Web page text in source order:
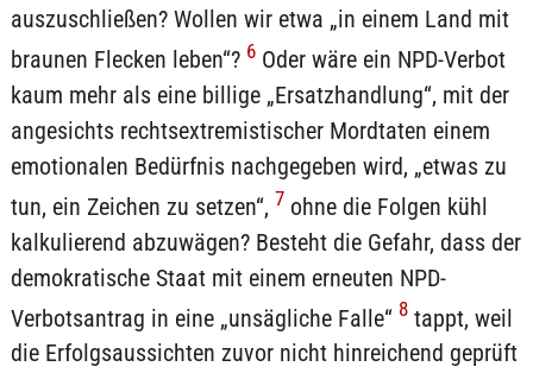
auszuschließen? Wollen wir etwa „in einem Land mit
braunen Flecken leben“? 6Oder wäre ein NPD-Verbot
kaum mehr als eine billige „Ersatzhandlung“, mit der
angesichts rechtsextremistischer Mordtaten einem
emotionalen Bedürfnis nachgegeben wird, „etwas zu
tun, ein Zeichen zu setzen“, 7 ohne die Folgen kühl
kalkulierend abzuwägen? Besteht die Gefahr, dass der
demokratische Staat mit einem erneuten NPD-
Verbotsantrag in eine „unsägliche Falle“ 8tappt, weil
die Erfolgsaussichten zuvor nicht hinreichend geprüft